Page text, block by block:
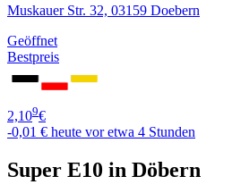
Muskauer Str. 32, 03159 Doebern
Geöffnet
Bestpreis
2,109€
-0,01 € heute vor etwa 4 Stunden
Super E10 in Döbern